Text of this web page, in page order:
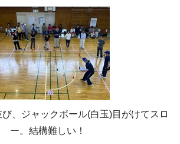
び、ジャックボール(白玉)目がけてスロ
ー。結構難しい！